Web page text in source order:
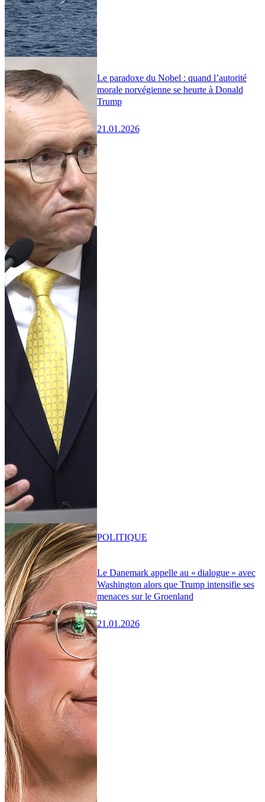
Le paradoxe du Nobel : quand l’autorité
morale norvégienne se heurte à Donald
Trump
21.01.2026
Le Danemark appelle au « dialogue » avec
Washington alors que Trump intensifie ses
menaces sur le Groenland
21.01.2026
POLITIQUE